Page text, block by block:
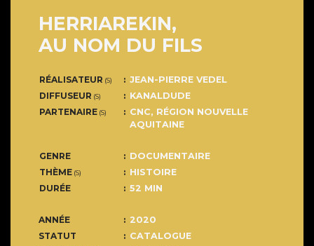
HERRIAREKIN,
AU NOM DU FILS
RÉALISATEUR (S)
JEAN-PIERRE VEDEL
DIFFUSEUR (S)
KANALDUDE
PARTENAIRE (S)
CNC, RÉGION NOUVELLE
AQUITAINE
GENRE
DOCUMENTAIRE
THÈME (S)
HISTOIRE
DURÉE
52 MIN
ANNÉE
2020
STATUT
CATALOGUE